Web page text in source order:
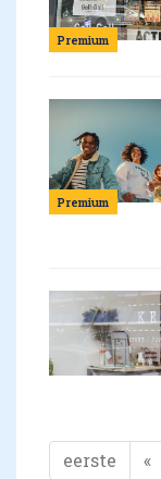
Premium
Premium
eerste «